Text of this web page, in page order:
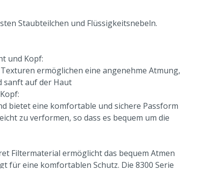
Staubteilchen und Flüssigkeitsnebeln.
und Kopf:
ermöglichen eine angenehme Atmung,
sanft auf der Haut
bietet eine komfortable und sichere Passform
zu verformen, so dass es bequem um die
Filtermaterial ermöglicht das bequem Atmen
für eine komfortablen Schutz. Die 8300 Serie